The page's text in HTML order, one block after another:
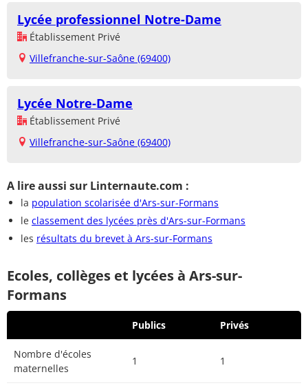
Lycée professionnel Notre-Dame
Établissement Privé
Villefranche-sur-Saône (69400)
Lycée Notre-Dame
Établissement Privé
Villefranche-sur-Saône (69400)
A lire aussi sur Linternaute.com :
la population scolarisée d'Ars-sur-Formans
le classement des lycées près d'Ars-sur-Formans
les résultats du brevet à Ars-sur-Formans
Ecoles, collèges et lycées à Ars-sur-
Formans
Publics Privés
Nombre d'écoles
maternelles
1 1